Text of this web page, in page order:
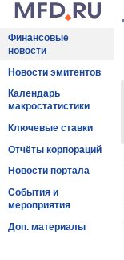
Финансовые
новости
Новости эмитентов
Календарь
макростатистики
Ключевые ставки
Отчёты корпораций
Новости портала
События и
мероприятия
Доп. материалы